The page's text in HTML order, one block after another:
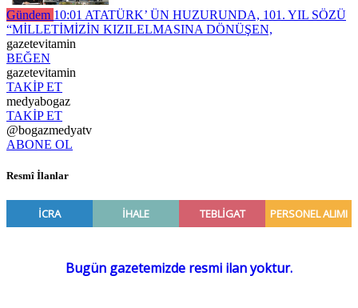
Gündem 10:01 ATATÜRK’ ÜN HUZURUNDA, 101. YIL SÖZÜ
“MİLLETİMİZİN KIZILELMASINA DÖNÜŞEN,
gazetevitamin
BEĞEN
gazetevitamin
TAKİP ET
medyabogaz
TAKİP ET
@bogazmedyatv
ABONE OL
Resmî İlanlar